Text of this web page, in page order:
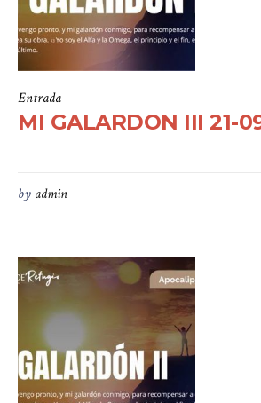
Entrada
MI GALARDON III 21-
by admin